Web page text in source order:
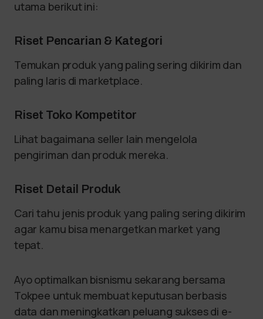
utama berikut ini:
Riset Pencarian & Kategori
Temukan produk yang paling sering dikirim dan
paling laris di marketplace.
Riset Toko Kompetitor
Lihat bagaimana seller lain mengelola
pengiriman dan produk mereka.
Riset Detail Produk
Cari tahu jenis produk yang paling sering dikirim
agar kamu bisa menargetkan market yang
tepat.
Ayo optimalkan bisnismu sekarang bersama
Tokpee untuk membuat keputusan berbasis
data dan meningkatkan peluang sukses di e-